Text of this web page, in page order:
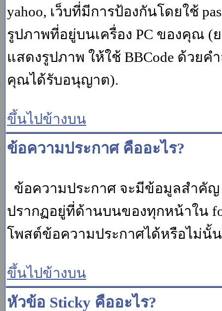
yahoo, เว็บที่มีการป้องกันโดยใช้
รูปภาพที่อยู่บนเครื่อง PC ของคุณ (
แสดงรูปภาพ ให้ใช้ BBCode ด้วย
คุณได้รับอนุญาต).
ขึ้นไปข้างบน
ข้อความประกาศ คืออะไร?
ข้อความประกาศ จะมีข้อมูลสำคั
ปรากฏอยู่ที่ด้านบนของทุกหน้าใน
โพสต์ข้อความประกาศได้หรือไม่นั้
ขึ้นไปข้างบน
หัวข้อ Sticky คืออะไร?